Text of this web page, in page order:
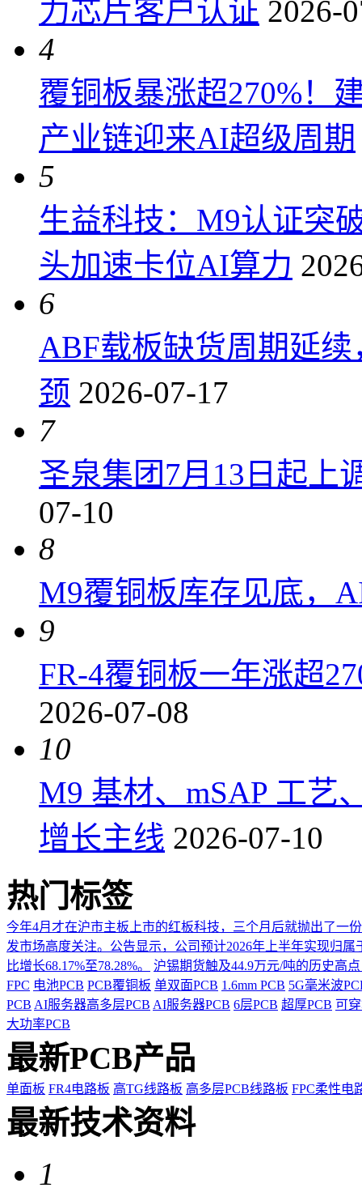
力芯片客户认证 2026-
4
覆铜板暴涨超270%！
产业链迎来AI超级周期
5
生益科技：M9认证突
头加速卡位AI算力
6
ABF载板缺货周期延
颈 2026-07-17
7
圣泉集团7月13日起上
07-10
8
M9覆铜板库存见底，
9
FR-4覆铜板一年涨超
2026-07-08
10
M9 基材、mSAP 工艺
增长主线 2026-07-10
热门标签
今年4月才在沪市主板上市的红板科技，三个月后就抛出了一
发市场高度关注。公告显示，公司预计2026年上半年实现归
比增长68.17%至78.28%。
沪锡期货触及44.9万元/吨的历史高
FPC 电池PCB PCB覆铜板 单双面PCB 1.6mm PCB 5G毫米波
PCB AI服务器高多层PCB AI服务器PCB 6层PCB 超厚PCB 可
大功率PCB
最新PCB产品
单面板 FR4电路板 高TG线路板 高多层PCB线路板 FPC柔性电
最新技术资料
1